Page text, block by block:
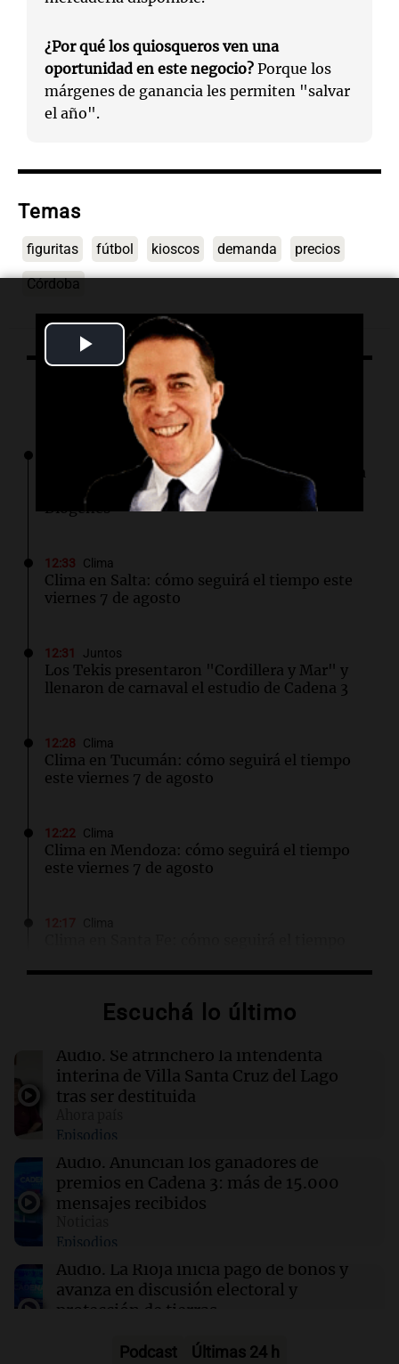
Play
Video
¿Por qué los quiosqueros ven una
oportunidad en este negocio? Porque los
márgenes de ganancia les permiten "salvar
el año".
Temas
figuritas fútbol kioscos demanda precios
Córdoba
Lo último
Siempre Juntos Rosario
Retiraran hasta 14 camiones de basura de una
casa en Rosario por un caso de síndrome de
Diógenes
12:33 Clima
Clima en Salta: cómo seguirá el tiempo este
viernes 7 de agosto
12:31 Juntos
Los Tekis presentaron "Cordillera y Mar" y
llenaron de carnaval el estudio de Cadena 3
12:28 Clima
Clima en Tucumán: cómo seguirá el tiempo
este viernes 7 de agosto
12:22 Clima
Clima en Mendoza: cómo seguirá el tiempo
este viernes 7 de agosto
Juntos
Santa Cruz del Lago y se atrincheró
12:13 Sociedad
números ganadores de hoy viernes 7 de
agosto.
12:11 Clima
viernes 7 de agosto
Escuchá lo último
Audio. Se atrincheró la intendenta
interina de Villa Santa Cruz del Lago
tras ser destituida
Episodios
Audio. Anuncian los ganadores de
premios en Cadena 3: más de 15.000
mensajes recibidos
Episodios
Audio. La Rioja inicia pago de bonos y
avanza en discusión electoral y
protección de tierras
Podcast Últimas 24 h